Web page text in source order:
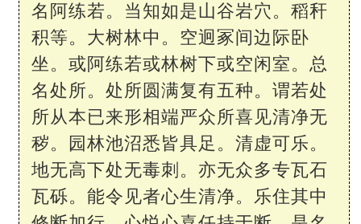
名阿练若。当知如是山谷岩穴。稻秆
积等。大树林中。空迥冢间边际卧
坐。或阿练若或林树下或空闲室。总
名处所。处所圆满复有五种。谓若处
所从本已来形相端严众所喜见清净无
秽。园林池沼悉皆具足。清虚可乐。
地无高下处无毒刺。亦无众多专瓦石
瓦砾。能令见者心生清净。乐住其中